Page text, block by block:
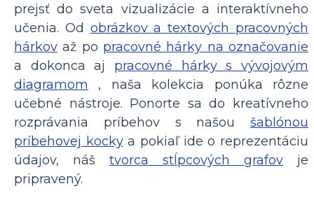
prejsť do sveta vizualizácie a interaktívneho
učenia. Od obrázkov a textových pracovných
hárkov až po pracovné hárky na označovanie
a dokonca aj pracovné hárky s vývojovým
diagramom , naša kolekcia ponúka rôzne
učebné nástroje. Ponorte sa do kreatívneho
rozprávania príbehov s našou šablónou
príbehovej kockya pokiaľ ide o reprezentáciu
údajov, náš tvorca stĺpcových grafov je
pripravený.